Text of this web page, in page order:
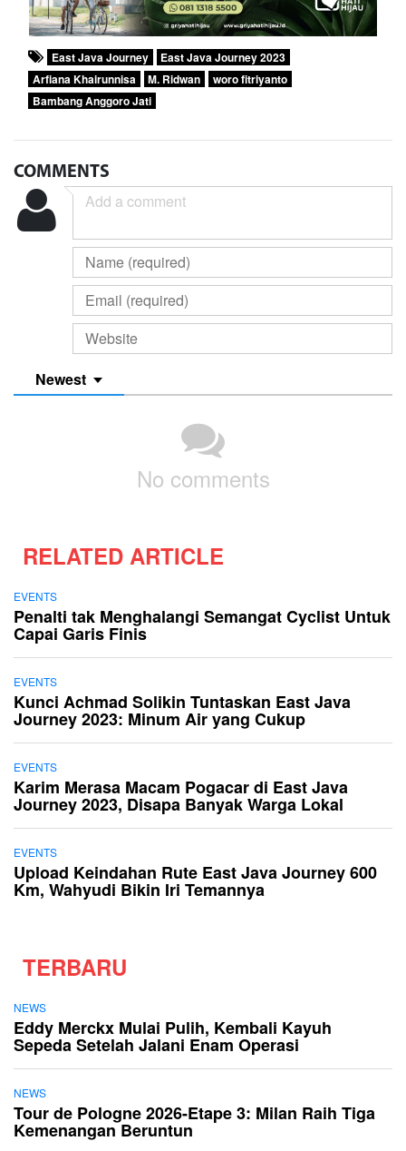
East Java Journey
East Java Journey 2023
Arfiana Khairunnisa
M. Ridwan
woro fitriyanto
Bambang Anggoro Jati
COMMENTS
Newest
No comments
RELATED ARTICLE
EVENTS
Penalti tak Menghalangi Semangat Cyclist Untuk
Capai Garis Finis
EVENTS
Kunci Achmad Solikin Tuntaskan East Java
Journey 2023: Minum Air yang Cukup
EVENTS
Karim Merasa Macam Pogacar di East Java
Journey 2023, Disapa Banyak Warga Lokal
EVENTS
Upload Keindahan Rute East Java Journey 600
Km, Wahyudi Bikin Iri Temannya
TERBARU
NEWS
Eddy Merckx Mulai Pulih, Kembali Kayuh
Sepeda Setelah Jalani Enam Operasi
NEWS
Tour de Pologne 2026-Etape 3: Milan Raih Tiga
Kemenangan Beruntun